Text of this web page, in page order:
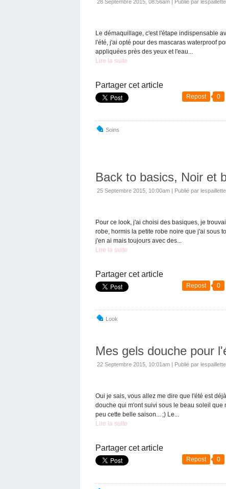
28 Septembre 2015, 08:56am | Publié par
Le démaquillage, c'est l'étape indispensable
l'été, j'ai opté pour des mascaras waterproof
appliquées près des yeux et l'eau...
Lire la suite
Partager cet article
Repost 0
Soins
Back to basics, Noir et
25 Septembre 2015, 10:00am | Publié par
Pour ce look, j'ai choisi des basiques, je
robe, hormis la petite robe noire que j'ai sous
j'en ai mais toujours avec des...
Lire la suite
Partager cet article
Repost 0
Look
Mes gels douche pour
22 Septembre 2015, 10:01am | Publié par
Oui je sais, vous allez me dire que l'été est
douche qui m'ont suivi sous le beau soleil
peu cette belle saison... ;) Le...
Lire la suite
Partager cet article
Repost 0